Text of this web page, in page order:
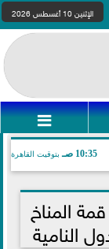
الإثنين 10 أغسطس 2026

10:35 صـ بتوقيت القاهرة
المناخ
النامية